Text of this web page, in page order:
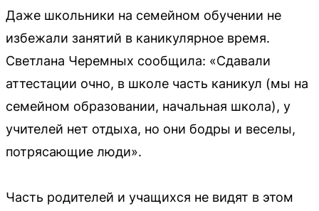
Даже школьники на семейном обучении не
избежали занятий в каникулярное время.
Светлана Черемных сообщила: «Сдавали
аттестации очно, в школе часть каникул (мы на
семейном образовании, начальная школа), у
учителей нет отдыха, но они бодры и веселы,
потрясающие люди».
Часть родителей и учащихся не видят в этом